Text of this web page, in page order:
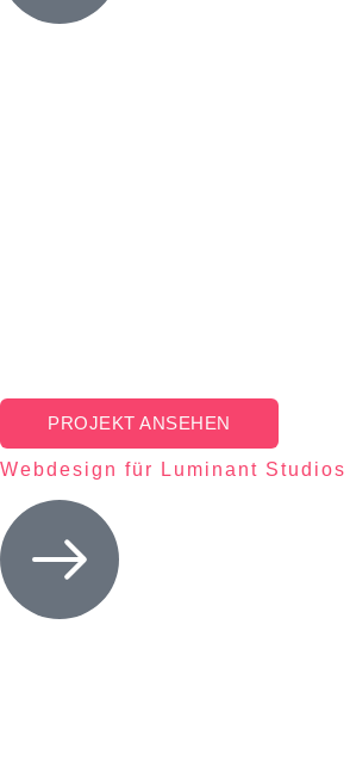
PROJEKT ANSEHEN
Webdesign für Luminant Studios